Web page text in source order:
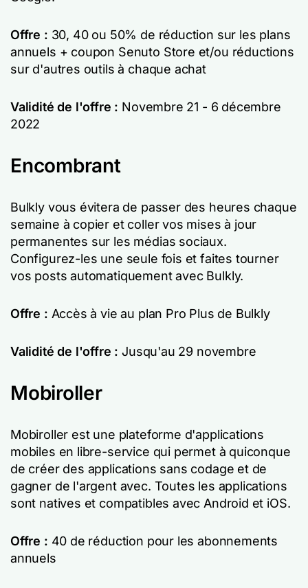
Offre : 30, 40 ou 50% de réduction sur les plans
annuels + coupon Senuto Store et/ou réductions
sur d'autres outils à chaque achat
Validité de l'offre : Novembre 21 - 6 décembre
2022
Encombrant
Bulkly vous évitera de passer des heures chaque
semaine à copier et coller vos mises à jour
permanentes sur les médias sociaux.
Configurez-les une seule fois et faites tourner
vos posts automatiquement avec Bulkly.
Offre : Accès à vie au plan Pro Plus de Bulkly
Validité de l'offre :Jusqu'au 29 novembre
Mobiroller
Mobiroller est une plateforme d'applications
mobiles en libre-service qui permet à quiconque
de créer des applications sans codage et de
gagner de l'argent avec. Toutes les applications
sont natives et compatibles avec Android et iOS.
Offre : 40 de réduction pour les abonnements
annuels